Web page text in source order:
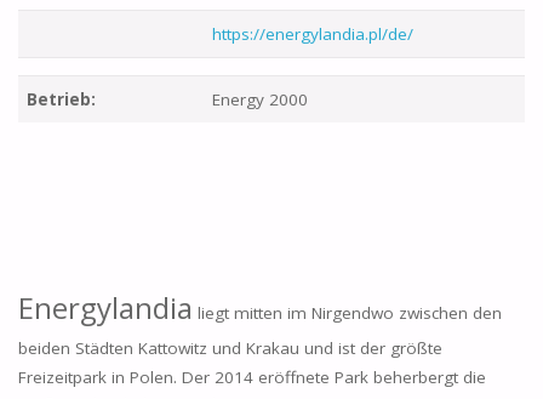
https://energylandia.pl/de/
Betrieb: Energy 2000
Energylandia liegt mitten im Nirgendwo zwischen den
beiden Städten Kattowitz und Krakau und ist der größte
Freizeitpark in Polen. Der 2014 eröffnete Park beherbergt die